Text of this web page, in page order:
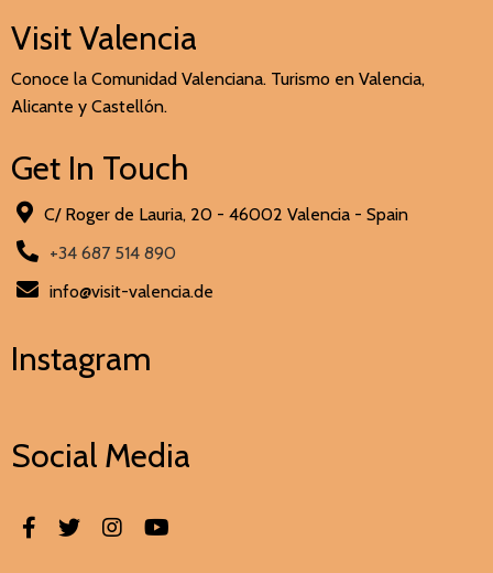
Visit Valencia
Conoce la Comunidad Valenciana. Turismo en Valencia,
Alicante y Castellón.
Get In Touch
C/ Roger de Lauria, 20 - 46002 Valencia - Spain
+34 687 514 890
info@visit-valencia.de
Instagram
Social Media